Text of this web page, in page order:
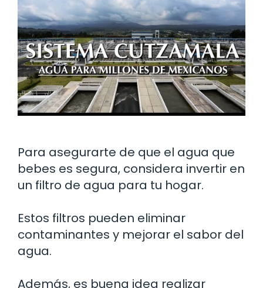
Para asegurarte de que el agua que
bebes es segura, considera invertir en
un filtro de agua para tu hogar.
Estos filtros pueden eliminar
contaminantes y mejorar el sabor del
agua.
Además, es buena idea realizar